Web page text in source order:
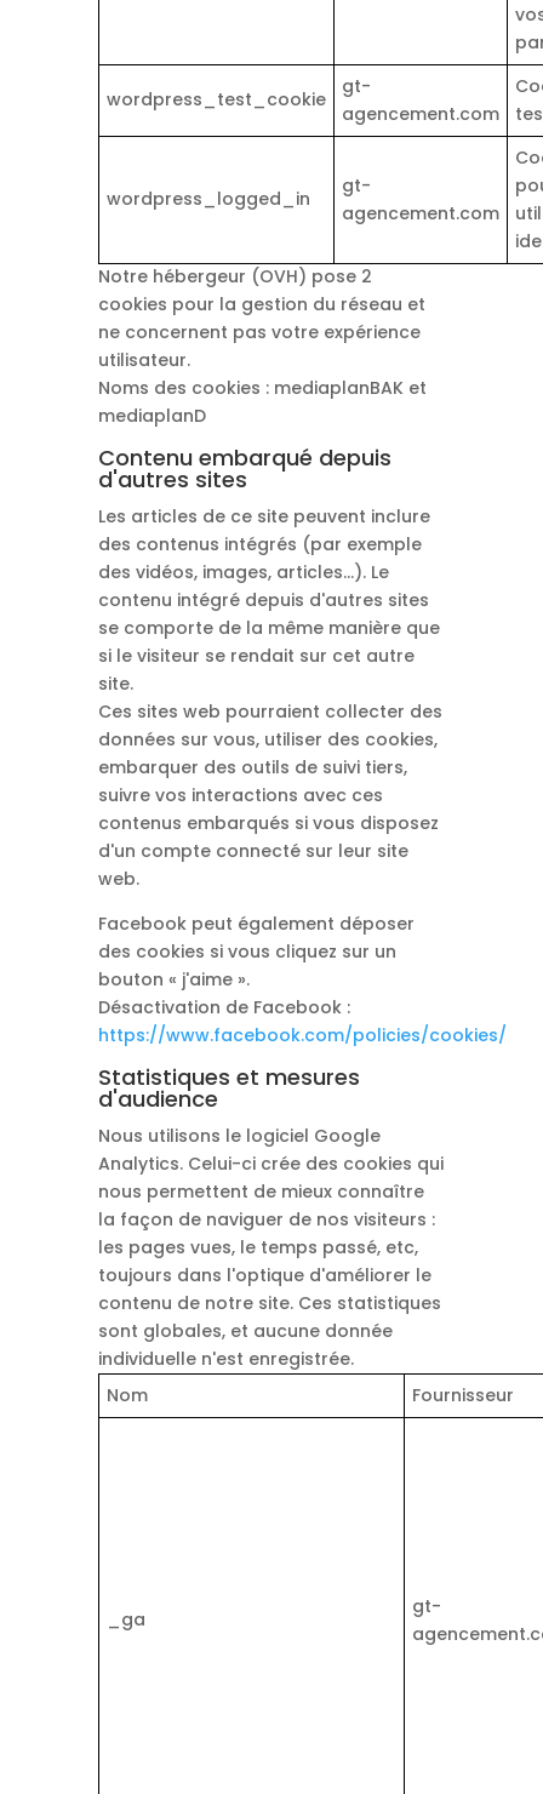
wordpress_test_cookie
gt-
agencement.com
wordpress_logged_in
gt-
agencement.com
Notre hébergeur (OVH) pose 2
cookies pour la gestion du réseau et
ne concernent pas votre expérience
utilisateur.
Noms des cookies : mediaplanBAK et
mediaplanD
Contenu embarqué depuis
d'autres sites
Les articles de ce site peuvent inclure
des contenus intégrés (par exemple
des vidéos, images, articles…). Le
contenu intégré depuis d'autres sites
se comporte de la même manière que
si le visiteur se rendait sur cet autre
site.
Ces sites web pourraient collecter des
données sur vous, utiliser des cookies,
embarquer des outils de suivi tiers,
suivre vos interactions avec ces
contenus embarqués si vous disposez
d'un compte connecté sur leur site
web.
Facebook peut également déposer
des cookies si vous cliquez sur un
bouton « j'aime ».
Désactivation de Facebook :
https://www.facebook.com/policies/cookies/
Statistiques et mesures
d'audience
Nous utilisons le logiciel Google
Analytics. Celui-ci crée des cookies qui
nous permettent de mieux connaître
la façon de naviguer de nos visiteurs :
les pages vues, le temps passé, etc,
toujours dans l'optique d'améliorer le
contenu de notre site. Ces statistiques
sont globales, et aucune donnée
individuelle n'est enregistrée.
Nom
Fournisseur
_ga
gt-